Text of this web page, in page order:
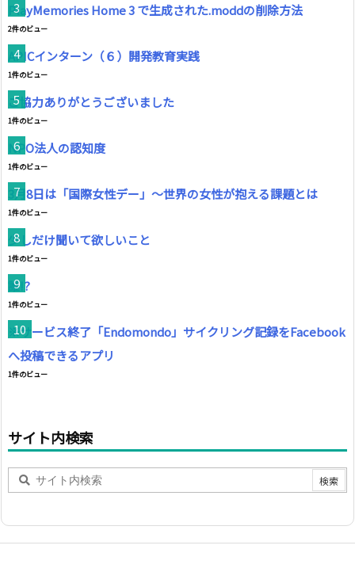
PlayMemories Home 3 で生成された.moddの削除方法
2件のビュー
APICインターン（６）開発教育実践
1件のビュー
ご協力ありがとうございました
1件のビュー
NPO法人の認知度
1件のビュー
3月8日は「国際女性デー」～世界の女性が抱える課題とは
1件のビュー
少しだけ聞いて欲しいこと
1件のビュー
誰!?
1件のビュー
※サービス終了「Endomondo」サイクリング記録をFacebook
へ投稿できるアプリ
1件のビュー
サイト内検索